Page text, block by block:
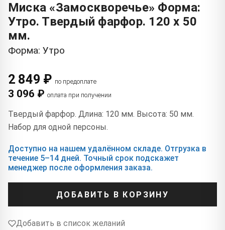
Миска «Замоскворечье» Форма:
Утро. Твердый фарфор. 120 x 50
мм.
Форма: Утро
2 849 ₽ по предоплате
3 096 ₽ оплата при получении
Твердый фарфор. Длина: 120 мм. Высота: 50 мм.
Набор для одной персоны.
Доступно на нашем удалённом складе. Отгрузка в
течение 5–14 дней. Точный срок подскажет
менеджер после оформления заказа.
ДОБАВИТЬ В КОРЗИНУ
Добавить в список желаний